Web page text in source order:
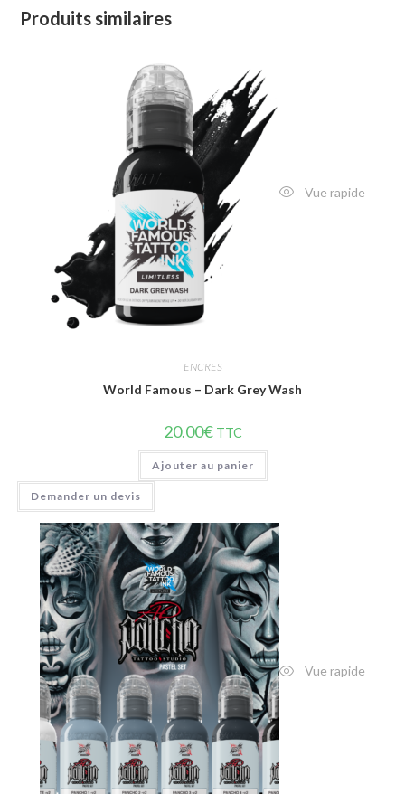
Produits similaires
Vue rapide
ENCRES
World Famous – Dark Grey Wash
20.00€ TTC
Ajouter au panier
Demander un devis
Vue rapide